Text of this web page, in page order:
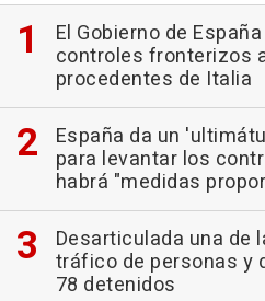
El Gobierno de
controles fronterizos
procedentes de Italia
España da un
para levantar los
habrá "medidas
Desarticulada una de
tráfico de personas y
78 detenidos